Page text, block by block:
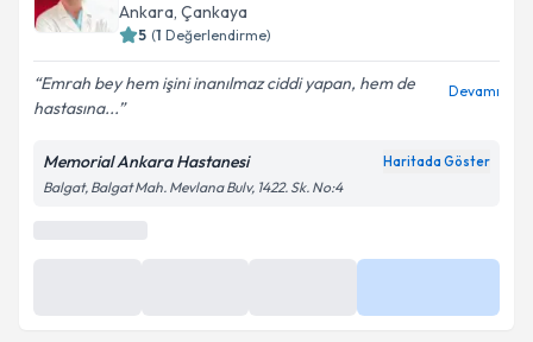
Ankara, Çankaya
5 (1 Değerlendirme)
Emrah bey hem işini inanılmaz ciddi yapan, hem de
hastasına...
Devamı
Memorial Ankara Hastanesi Haritada Göster
Balgat, Balgat Mah. Mevlana Bulv, 1422. Sk. No:4